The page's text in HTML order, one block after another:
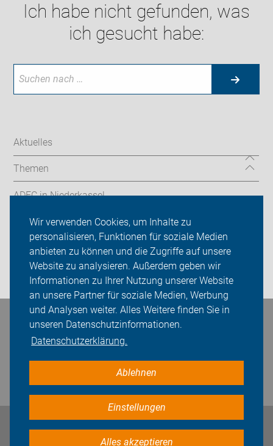
Wir verwenden Cookies, um Inhalte zu
personalisieren, Funktionen für soziale Medien
anbieten zu können und die Zugriffe auf unsere
Website zu analysieren. Außerdem geben wir
Informationen zu Ihrer Nutzung unserer Website
an unsere Partner für soziale Medien, Werbung
und Analysen weiter. Alles Weitere finden Sie in
unseren Datenschutzinformationen.
Datenschutzerklärung.
Ablehnen
Einstellungen
Alles akzeptieren
Ich habe nicht gefunden, was
ich gesucht habe:
Aktuelles
Themen
ADFC in Niederkassel
Sei dabei
Presse
Login
Bleiben Sie in Kontakt